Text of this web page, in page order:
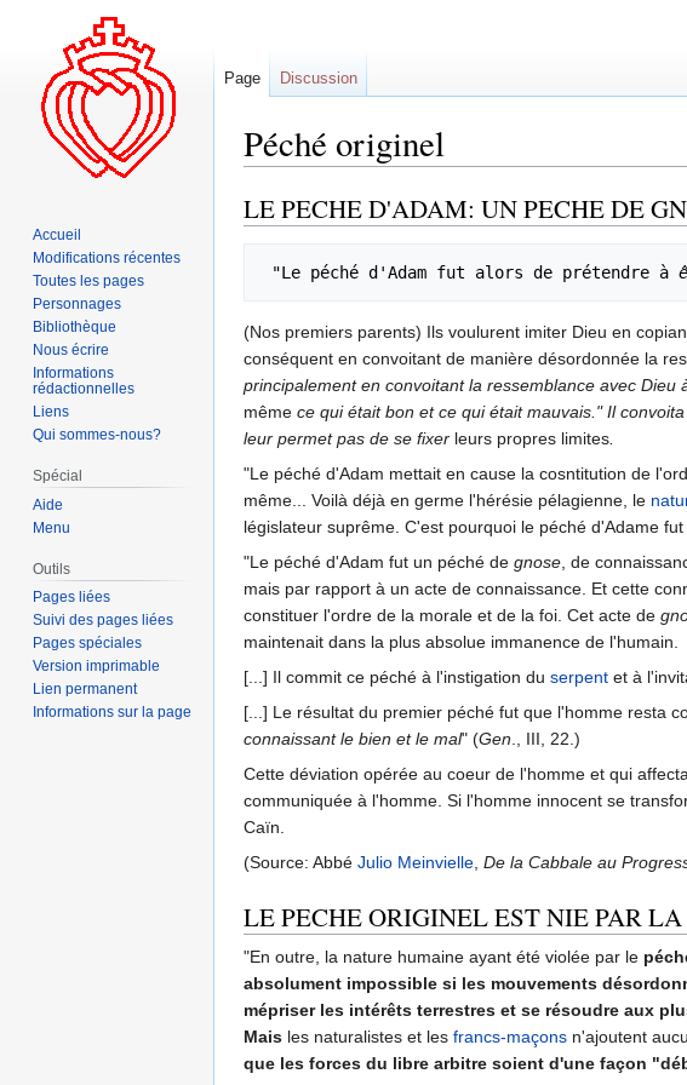
Péché originel
Aller
à
navigation
Aller
à
recherche
LE PECHE D'ADAM: UN PECHE DE
"Le péché d'Adam fut alors de prétendre à
(Nos premiers parents) Ils voulurent imiter Dieu en
conséquent en convoitant de manière désordonnée la
principalement en convoitant la ressemblance avec
même ce qui était bon et ce qui était mauvais." Il
leur permet pas de se fixer leurs propres limites
"Le péché d'Adam mettait en cause la cosntitution de
même... Voilà déjà en germe l'hérésie pélagienne, le
législateur suprême. C'est pourquoi le péché d'Adame fut
"Le péché d'Adam fut un péché de gnose , de
mais par rapport à un acte de connaissance. Et cette
constituer l'ordre de la morale et de la foi. Cet acte de
maintenait dans la plus absolue immanence de l'humain.
[...] Il commit ce péché à l'instigation du serpent et à
[...] Le résultat du premier péché fut que l'homme resta
connaissant le bien et le mal" (Gen ., III, 22.)
Cette déviation opérée au coeur de l'homme et qui
communiquée à l'homme. Si l'homme innocent se
Caïn.
(Source: Abbé Julio Meinvielle De la Cabbale au
LE PECHE ORIGINEL EST NIE PAR
"En outre, la nature humaine ayant été violée par le
absolument impossible si les mouvements
mépriser les intérêts terrestres et se résoudre aux
Mais les naturalistes et les francs-maçons n'ajoutent
que les forces du libre arbitre soient d'une façon
Page Discussion
Accueil
Modifications récentes
Toutes les pages
Personnages
Bibliothèque
Nous écrire
Informations
rédactionnelles
Liens
Qui sommes-nous?
Spécial
Aide
Menu
Outils
Pages liées
Suivi des pages liées
Pages spéciales
Version imprimable
Lien permanent
Informations sur la page